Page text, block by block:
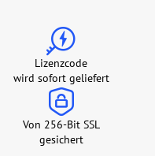
Lizenzcode
wird sofort geliefert
Von 256-Bit SSL
gesichert